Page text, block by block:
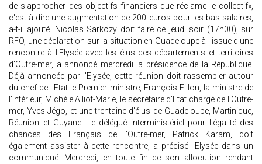
de s'approcher des objectifs financiers que réclame le collectif»,
c'est-à-dire une augmentation de 200 euros pour les bas salaires,
a-t-il ajouté. Nicolas Sarkozy doit faire ce jeudi soir (17h00), sur
RFO, une déclaration sur la situation en Guadeloupe à l'issue d'une
rencontre à l'Elysée avec les élus des départements et territoires
d'Outre-mer, a annoncé mercredi la présidence de la République.
Déjà annoncée par l'Elysée, cette réunion doit rassembler autour
du chef de l'Etat le Premier ministre, François Fillon, la ministre de
l'Intérieur, Michèle Alliot-Marie, le secrétaire d'Etat chargé de l'Outre-
mer, Yves Jégo, et une trentaine d'élus de Guadeloupe, Martinique,
Réunion et Guyane. Le délégué interministériel pour l'égalité des
chances des Français de l'Outre-mer, Patrick Karam, doit
également assister à cette rencontre, a précisé l'Elysée dans un
communiqué. Mercredi, en toute fin de son allocution rendant